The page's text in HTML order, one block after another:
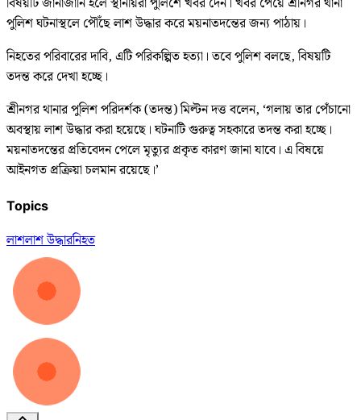
পুলিশ ঘটনাস্থলে পৌঁছে লাশ উদ্ধার করে ময়নাতদন্তের জন্য পাঠায়।
নিহতের পরিবারের দাবি, এটি পরিকল্পিত হত্যা। তবে পুলিশ বলছে, বিষয়টি
তদন্ত করে দেখা হচ্ছে।
শ্রীনগর থানার পুলিশ পরিদর্শক (তদন্ত) মিল্টন দত্ত বলেন, ‘গলায় তার পেঁচানো
অবস্থায় লাশ উদ্ধার করা হয়েছে। ঘটনাটি গুরুত্ব সহকারে তদন্ত করা হচ্ছে।
ময়নাতদন্তের প্রতিবেদন পেলে মৃত্যুর প্রকৃত কারণ জানা যাবে। এ বিষয়ে
আইনগত প্রক্রিয়া চলমান রয়েছে।’
Topics
লাশলাশ উদ্ধারনিহত